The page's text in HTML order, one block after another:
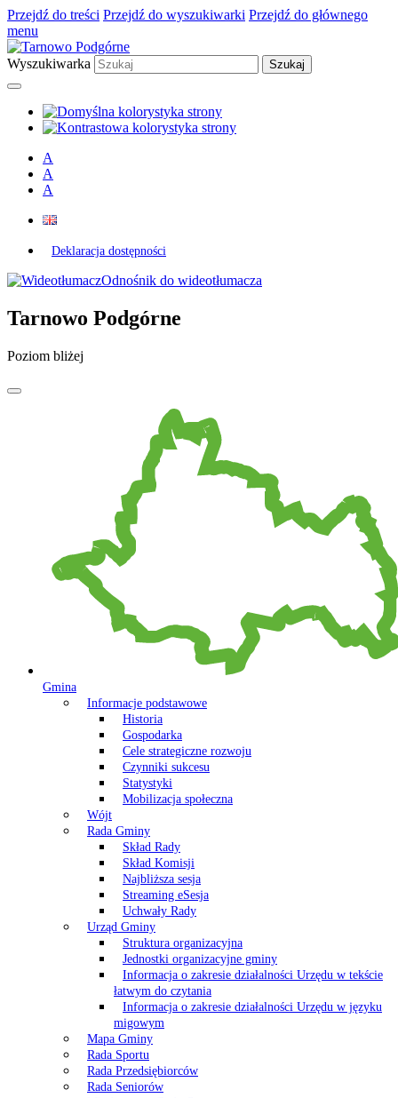
Przejdź do treści Przejdź do wyszukiwarki Przejdź do głównego
menu
Wyszukiwarka
A
A
A
Deklaracja dostępności
Odnośnik do wideotłumacza
Tarnowo Podgórne
Poziom bliżej
Gmina
Informacje podstawowe
Historia
Gospodarka
Cele strategiczne rozwoju
Czynniki sukcesu
Statystyki
Mobilizacja społeczna
Wójt
Rada Gminy
Skład Rady
Skład Komisji
Najbliższa sesja
Streaming eSesja
Uchwały Rady
Urząd Gminy
Struktura organizacyjna
Jednostki organizacyjne gminy
Informacja o zakresie działalności Urzędu w tekście
łatwym do czytania
Informacja o zakresie działalności Urzędu w języku
migowym
Mapa Gminy
Rada Sportu
Rada Przedsiębiorców
Rada Seniorów